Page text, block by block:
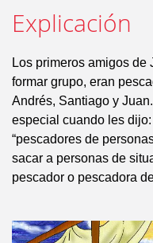
Explicación
Los primeros amigos de
formar grupo, eran
Andrés, Santiago y
especial cuando les
“pescadores de
sacar a personas de
pescador o pescadora